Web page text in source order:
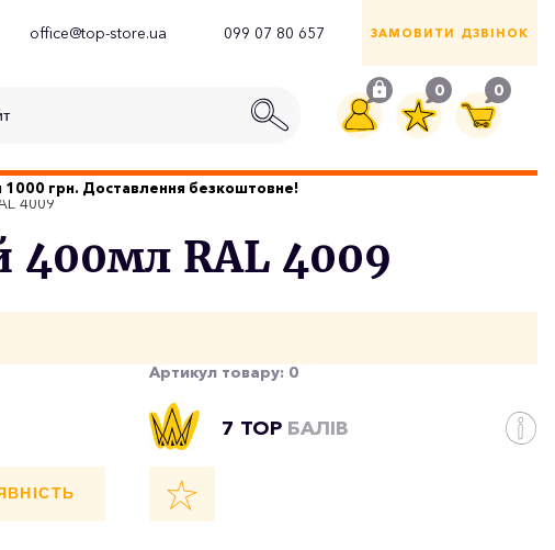
office@top-store.ua 099 07 80 657 ЗАМОВИТИ ДЗВІНОК
0 0
1000 грн. Доставлення безкоштовне!
4009
400мл RAL 4009
Артикул товару: 0
7 TOP БАЛІВ